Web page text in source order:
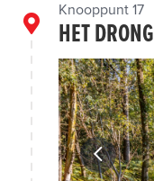
Knooppunt 17
HET